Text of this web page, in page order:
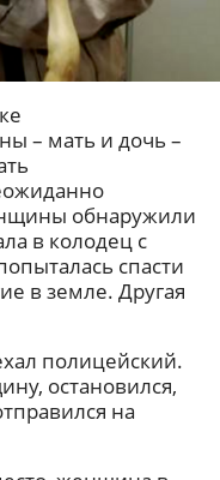
– мать и дочь –
обнаружили
в колодец с
спасти
в земле. Другая
полицейский.
остановился,
на